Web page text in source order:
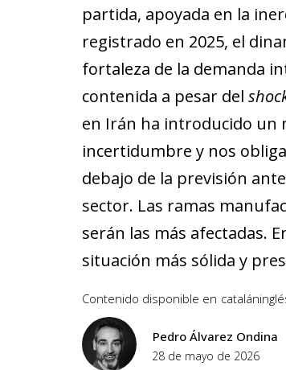
partida, apoyada en la
registrado en 2025, el
fortaleza de la demanda
contenida a pesar del
en Irán ha introducido un
incertidumbre y nos
debajo de la previsión
sector. Las ramas
serán las más afectadas.
situación más sólida y
Contenido disponible en catalán
Pedro Álvarez Ondina
28 de mayo de 2026